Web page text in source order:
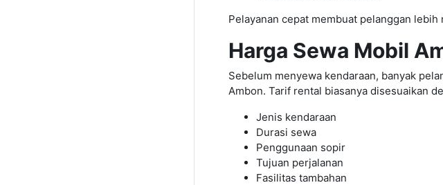
Pelayanan cepat membuat pelanggan
Harga Sewa Mobil
Sebelum menyewa kendaraan, banyak
Ambon. Tarif rental biasanya disesuaikan
Jenis kendaraan
Durasi sewa
Penggunaan sopir
Tujuan perjalanan
Fasilitas tambahan